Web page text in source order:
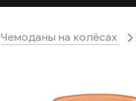
Чемоданы на колёсах